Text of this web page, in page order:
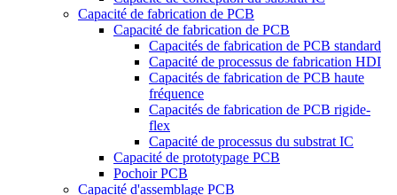
Capacité de fabrication de PCB
Capacité de fabrication de PCB
Capacités de fabrication de PCB standard
Capacité de processus de fabrication HDI
Capacités de fabrication de PCB haute
fréquence
Capacités de fabrication de PCB rigide-
flex
Capacité de processus du substrat IC
Capacité de prototypage PCB
Pochoir PCB
Capacité d'assemblage PCB